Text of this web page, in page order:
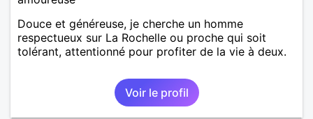
Douce et généreuse, je cherche un homme
respectueux sur La Rochelle ou proche qui soit
tolérant, attentionné pour profiter de la vie à deux.
Voir le profil